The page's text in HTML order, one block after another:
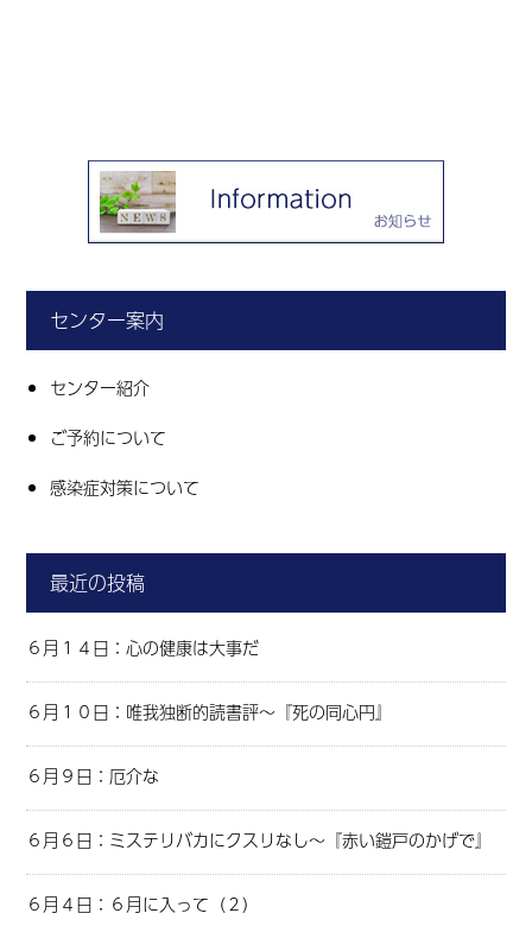
センター案内
センター紹介
ご予約について
感染症対策について
最近の投稿
６月１４日：心の健康は大事だ
６月１０日：唯我独断的読書評～『死の同心円』
６月９日：厄介な
６月６日：ミステリバカにクスリなし～『赤い鎧戸のかげで』
６月４日：６月に入って（２）